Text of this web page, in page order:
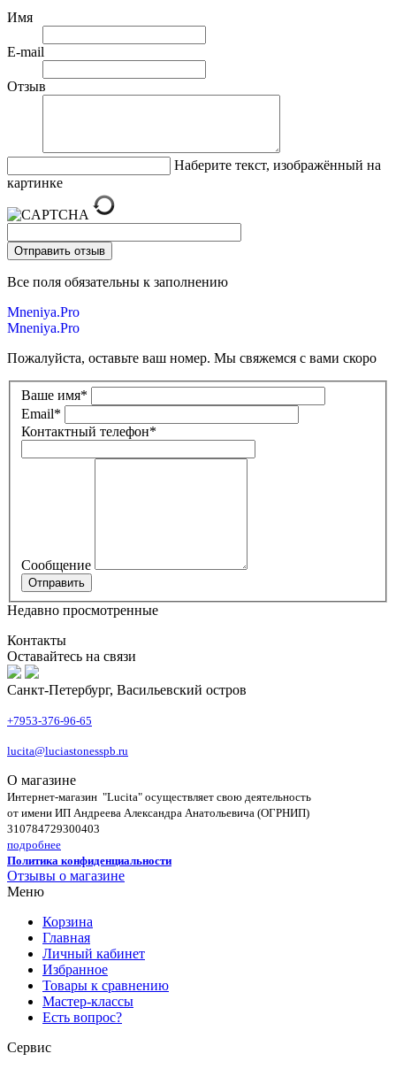
Имя
E-mail
Отзыв
Наберите текст, изображённый на
картинке
Все поля обязательны к заполнению
Mneniya.Pro
Mneniya.Pro
Пожалуйста, оставьте ваш номер. Мы свяжемся с вами скоро
Ваше имя*
Email*
Контактный телефон*
Сообщение
Недавно просмотренные
Контакты
Оставайтесь на связи
Санкт-Петербург, Васильевский остров
+7953-376-96-65
lucita@luciastonesspb.ru
О магазине
Интернет-магазин "Lucita" осуществляет свою деятельность
от имени ИП Андреева Александра Анатольевича (ОГРНИП)
310784729300403
подробнее
Политика конфиденциальности
Отзывы о магазине
Меню
Корзина
Главная
Личный кабинет
Избранное
Товары к сравнению
Мастер-классы
Есть вопрос?
Сервис